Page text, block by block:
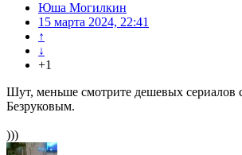
Юша Могилкин
15 марта 2024, 22:41
↑
↓
+1
Шут, меньше смотрите дешевых сериалов
Безруковым.
)))